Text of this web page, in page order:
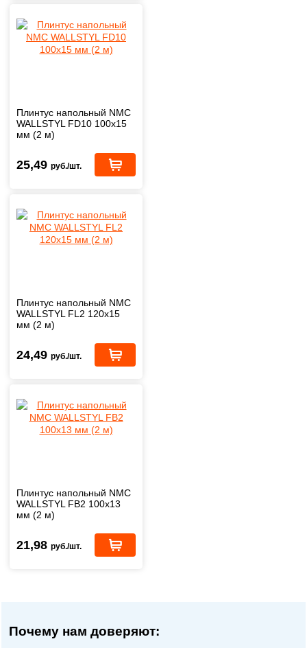
Плинтус напольный NMC
WALLSTYL FD10 100x15
мм (2 м)
25,49 руб./шт.
Плинтус напольный NMC
WALLSTYL FL2 120x15
мм (2 м)
24,49 руб./шт.
Плинтус напольный NMC
WALLSTYL FB2 100x13
мм (2 м)
21,98 руб./шт.
Почему нам доверяют: